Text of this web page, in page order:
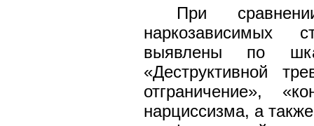
При
наркозависимых
выявлены по
«Деструктивной
отграничение»,
нарциссизма, а